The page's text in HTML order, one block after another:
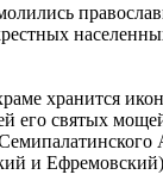
хранится
его святых
и